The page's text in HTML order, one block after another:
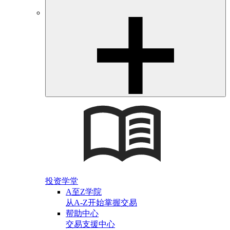
投资学堂
A至Z学院
从A-Z开始掌握交易
帮助中心
交易支援中心